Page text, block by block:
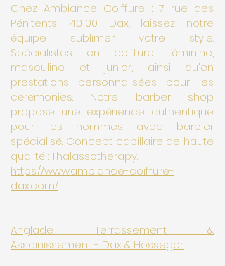
Chez Ambiance Coiffure : 7 rue des
Pénitents, 40100 Dax, laissez notre
équipe sublimer votre style.
Spécialistes en coiffure féminine,
masculine et junior, ainsi qu'en
prestations personnalisées pour les
cérémonies. Notre barber shop
propose une expérience authentique
pour les hommes avec barbier
spécialisé. Concept capillaire de haute
qualité : Thalassotherapy.
https://www.ambiance-coiffure-
dax.com/
Anglade Terrassement &
Assainissement - Dax & Hossegor